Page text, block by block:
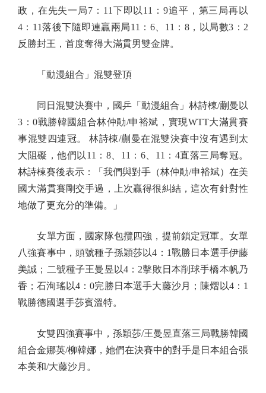
政，在先失一局7：11下即以11：9追平，第三局再以
4：11落後下隨即連贏兩局11：6、11：8，以局數3：2
反勝封王，首度奪得大滿貫男雙金牌。
「動漫組合」混雙登頂
同日混雙決賽中，國乒「動漫組合」林詩棟/蒯曼以
3：0戰勝韓國組合林仲勛/申裕斌，實現WTT大滿貫賽
事混雙四連冠。 林詩棟/蒯曼在混雙決賽中沒有遇到太
大阻礙，他們以11：8、11：6、11：4直落三局奪冠。
林詩棟賽後表示：「我們與對手（林仲勛/申裕斌）在美
國大滿貫賽剛交手過，上次贏得很糾結，這次有針對性
地做了更充分的準備。」
女單方面，國家隊包攬四強，提前鎖定冠軍。女單
八強賽事中，頭號種子孫穎莎以4：1戰勝日本選手伊藤
美誠；二號種子王曼昱以4：2擊敗日本削球手橋本帆乃
香；石洵瑤以4：0完勝日本選手大藤沙月；陳熠以4：1
戰勝德國選手莎賓溫特。
女雙四強賽事中，孫穎莎/王曼昱直落三局戰勝韓國
組合金娜英/柳韓娜，她們在決賽中的對手是日本組合張
本美和/大藤沙月。